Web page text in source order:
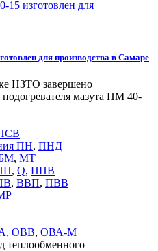
для производства в Самаре
НЗТО завершено
мазута ПМ 40-
ПСВ
ПН, ПНД
, МТ
, Q, ППВ
, ВВП, ПВВ
, ОВВ, ОВА-М